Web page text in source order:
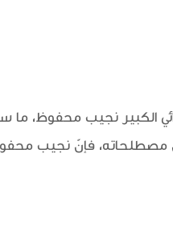
الكبير نجيب محفوظ، ما
مصطلحاته، فإنّ نجيب